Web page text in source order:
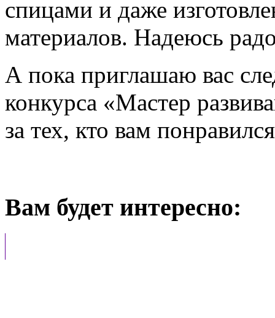
спицами и даже
материалов. Надеюсь
А пока приглашаю вас
конкурса «Мастер
за тех, кто вам
Вам будет интересно: